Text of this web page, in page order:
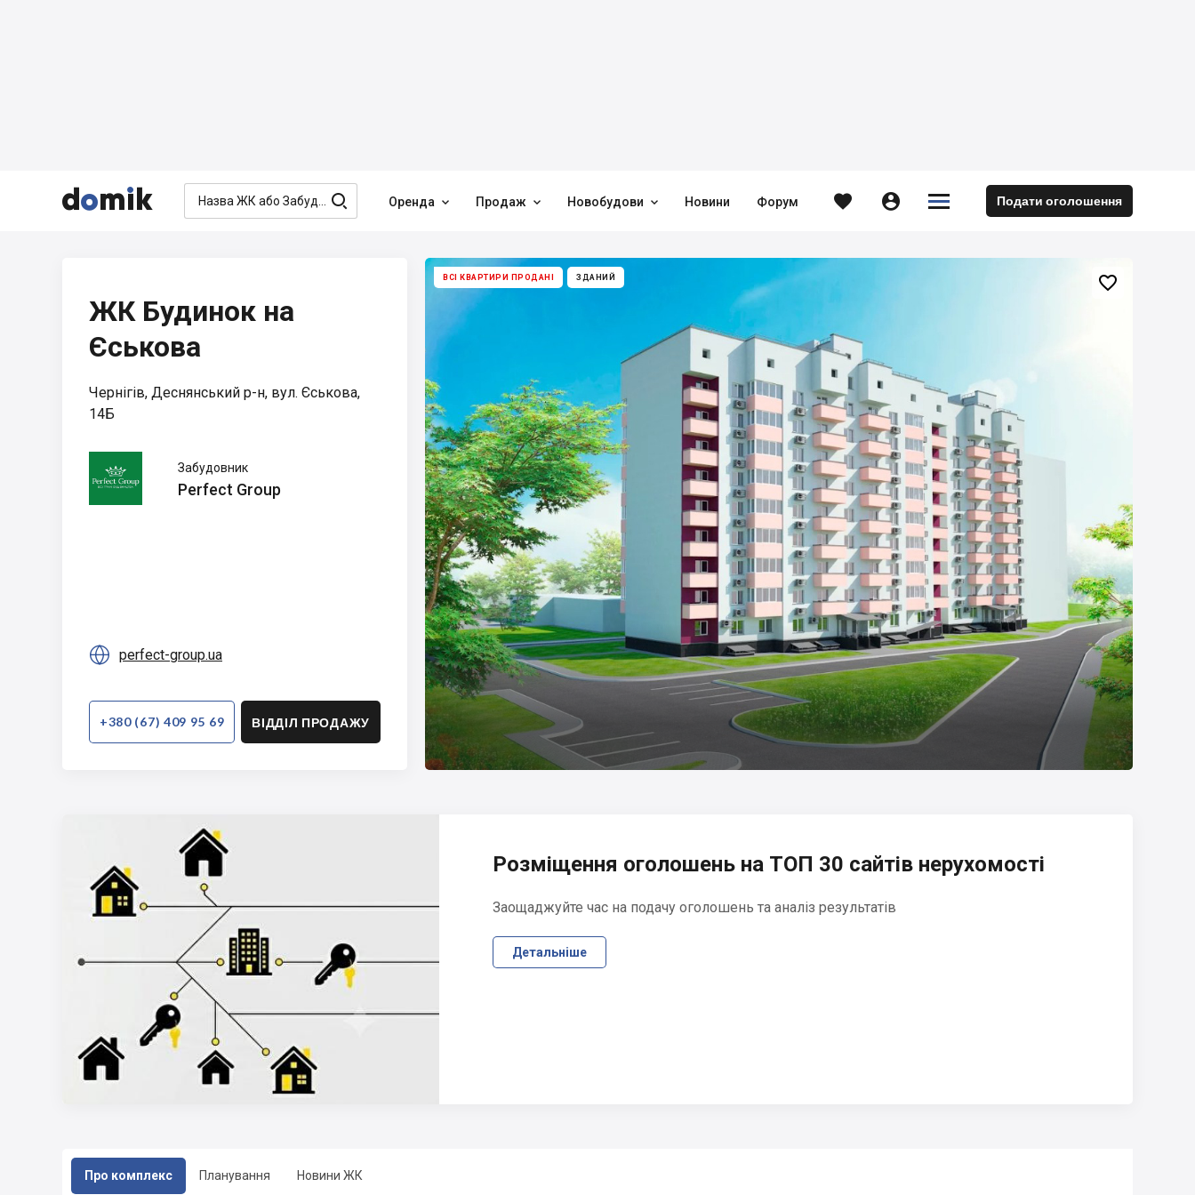


  Оренда  Продаж  Новобудови  Новини Форум   

 Подати оголошення
Про комплекс Планування Новини ЖК
ВСІ КВАРТИРИ ПРОДАНІ ЗДАНИЙ 
ЖК Будинок на
Єськова
Чернігів, Деснянський р-н, вул. Єськова,
14Б
Group
Забудовник
Perfect Group
 perfect-group.ua
+380 (67) 409 95 69 ВІДДІЛ ПРОДАЖУ
Розміщення оголошень на ТОП 30 сайтів нерухомості
Заощаджуйте час на подачу оголошень та аналіз результатів
Детальніше